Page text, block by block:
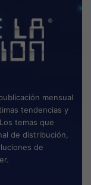
mensual
tendencias y
temas que
de distribución,
de